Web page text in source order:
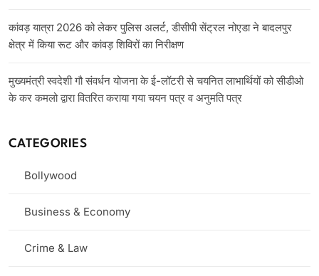
कांवड़ यात्रा 2026 को लेकर पुलिस अलर्ट, डीसीपी सेंट्रल नोएडा ने बादलपुर
क्षेत्र में किया रूट और कांवड़ शिविरों का निरीक्षण
मुख्यमंत्री स्वदेशी गौ संवर्धन योजना के ई-लॉटरी से चयनित लाभार्थियों को सीडीओ
के कर कमलो द्वारा वितरित कराया गया चयन पत्र व अनुमति पत्र
CATEGORIES
Bollywood
Business & Economy
Crime & Law